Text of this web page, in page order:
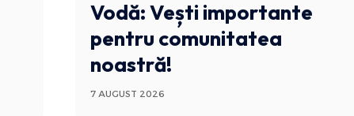
Vodă: Vești importante
pentru comunitatea
noastră!
7 AUGUST 2026